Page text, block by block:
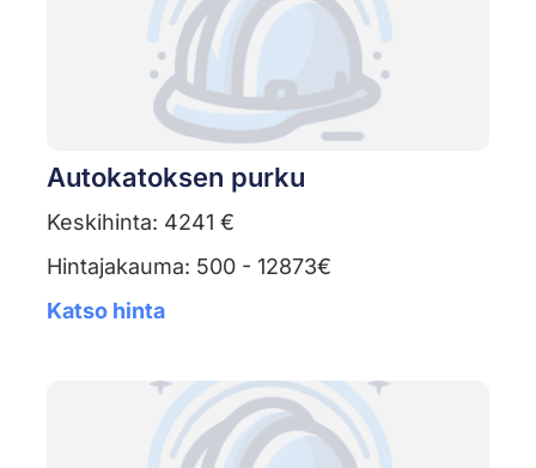
Autokatoksen purku
Keskihinta: 4241 €
Hintajakauma: 500 - 12873€
Katso hinta